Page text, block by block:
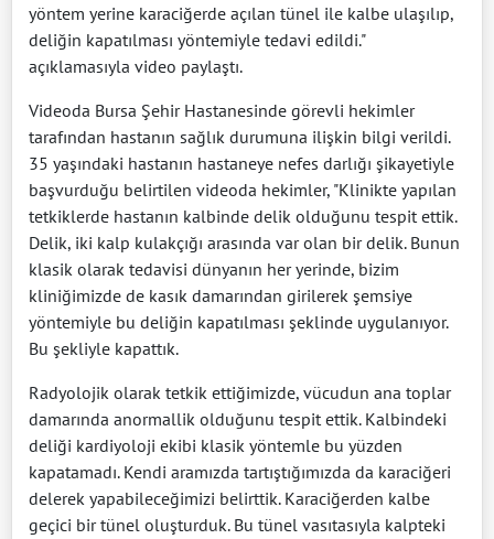
yöntem yerine karaciğerde açılan tünel ile kalbe ulaşılıp,
deliğin kapatılması yöntemiyle tedavi edildi."
açıklamasıyla video paylaştı.
Videoda Bursa Şehir Hastanesinde görevli hekimler
tarafından hastanın sağlık durumuna ilişkin bilgi verildi.
35 yaşındaki hastanın hastaneye nefes darlığı şikayetiyle
başvurduğu belirtilen videoda hekimler, "Klinikte yapılan
tetkiklerde hastanın kalbinde delik olduğunu tespit ettik.
Delik, iki kalp kulakçığı arasında var olan bir delik. Bunun
klasik olarak tedavisi dünyanın her yerinde, bizim
kliniğimizde de kasık damarından girilerek şemsiye
yöntemiyle bu deliğin kapatılması şeklinde uygulanıyor.
Bu şekliyle kapattık.
Radyolojik olarak tetkik ettiğimizde, vücudun ana toplar
damarında anormallik olduğunu tespit ettik. Kalbindeki
deliği kardiyoloji ekibi klasik yöntemle bu yüzden
kapatamadı. Kendi aramızda tartıştığımızda da karaciğeri
delerek yapabileceğimizi belirttik. Karaciğerden kalbe
geçici bir tünel oluşturduk. Bu tünel vasıtasıyla kalpteki